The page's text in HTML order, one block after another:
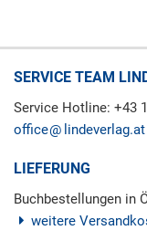
SERVICE TEAM
Service Hotline: +43
office
lindeverlag.at
LIEFERUNG
Buchbestellungen in
weitere